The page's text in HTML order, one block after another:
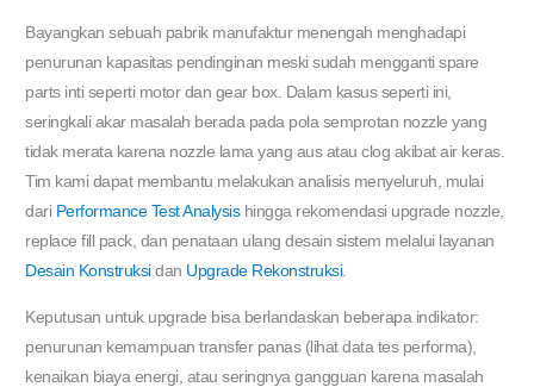
Bayangkan sebuah pabrik manufaktur menengah menghadapi
penurunan kapasitas pendinginan meski sudah mengganti spare
parts inti seperti motor dan gear box. Dalam kasus seperti ini,
seringkali akar masalah berada pada pola semprotan nozzle yang
tidak merata karena nozzle lama yang aus atau clog akibat air keras.
Tim kami dapat membantu melakukan analisis menyeluruh, mulai
dari Performance Test Analysishingga rekomendasi upgrade nozzle,
replace fill pack, dan penataan ulang desain sistem melalui layanan
Desain Konstruksidan Upgrade Rekonstruksi.
Keputusan untuk upgrade bisa berlandaskan beberapa indikator:
penurunan kemampuan transfer panas (lihat data tes performa),
kenaikan biaya energi, atau seringnya gangguan karena masalah